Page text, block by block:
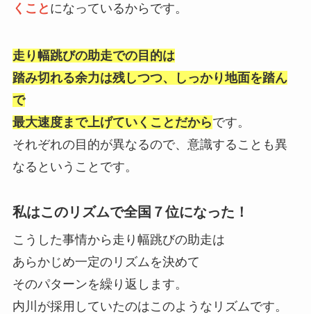
くこと になっているからです。
走り幅跳びの助走での目的は
踏み切れる余力は残しつつ、
しっかり地面を踏ん
で
最大速度まで上げていくことだからです。
それぞれの目的が異なるので、 意識することも異
なるということです。
私はこのリズムで全国７位になった！
こうした事情から走り幅跳びの助走は
あらかじめ一定のリズムを決めて
そのパターンを繰り返します。
内川が採用していたのはこのようなリズムです。